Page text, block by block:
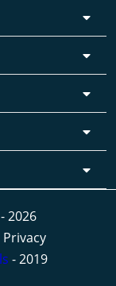
2026
Privacy
- 2019